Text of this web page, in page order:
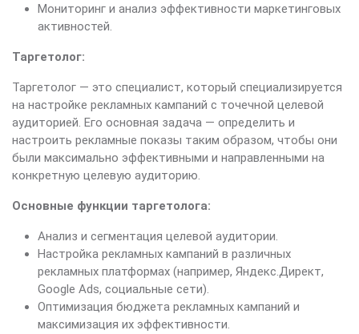
Мониторинг и анализ эффективности маркетинговых
активностей.
Таргетолог:
Таргетолог — это специалист, который специализируется
на настройке рекламных кампаний с точечной целевой
аудиторией. Его основная задача — определить и
настроить рекламные показы таким образом, чтобы они
были максимально эффективными и направленными на
конкретную целевую аудиторию.
Основные функции таргетолога:
Анализ и сегментация целевой аудитории.
Настройка рекламных кампаний в различных
рекламных платформах (например, Яндекс.Директ,
Google Ads, социальные сети).
Оптимизация бюджета рекламных кампаний и
максимизация их эффективности.